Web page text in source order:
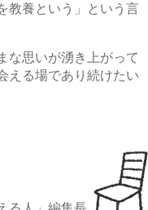
教養という」という言
な思いが湧き上がって
える場であり続けたい